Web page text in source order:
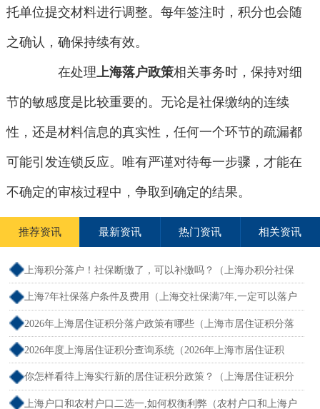
托单位提交材料进行调整。每年签注时，积分也会随
之确认，确保持续有效。
在处理上海落户政策相关事务时，保持对细
节的敏感度是比较重要的。无论是社保缴纳的连续
性，还是材料信息的真实性，任何一个环节的疏漏都
可能引发连锁反应。唯有严谨对待每一步骤，才能在
不确定的审核过程中，争取到确定的结果。
推荐资讯 最新资讯 热门资讯 相关资讯
上海积分落户！社保断缴了，可以补缴吗？（上海办积分社保
断交需要重新计算吗）
上海7年社保落户条件及费用（上海交社保满7年,一定可以落户
吗？）
2026年上海居住证积分落户政策有哪些（上海市居住证积分落
户政策2026年）
2026年度上海居住证积分查询系统（2026年上海市居住证积
分）
你怎样看待上海实行新的居住证积分政策？（上海居住证积分
新规）
上海户口和农村户口二选一,如何权衡利弊（农村户口和上海户